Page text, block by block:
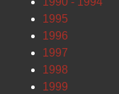
1995
1996
1997
1998
1999